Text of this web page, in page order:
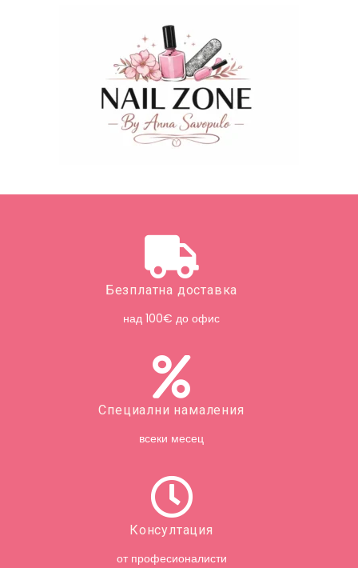
Безплатна доставка
над 100€ до офис
Специални намаления
всеки месец
Консултация
от професионалисти